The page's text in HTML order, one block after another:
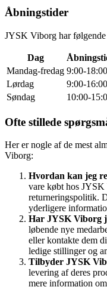
Åbningstider
JYSK Viborg har følgende
Dag
Mandag-fredag 9:00-18:00
Lørdag
9:00-16:00
Søndag
10:00-
Ofte stillede
Her er nogle af de mest
Viborg:
Hvordan kan jeg
vare købt hos
returneringspolitik.
yderligere
Har JYSK Viborg
løbende nye
eller kontakte dem
ledige stillinger og
Tilbyder JYSK
levering af deres
mere information